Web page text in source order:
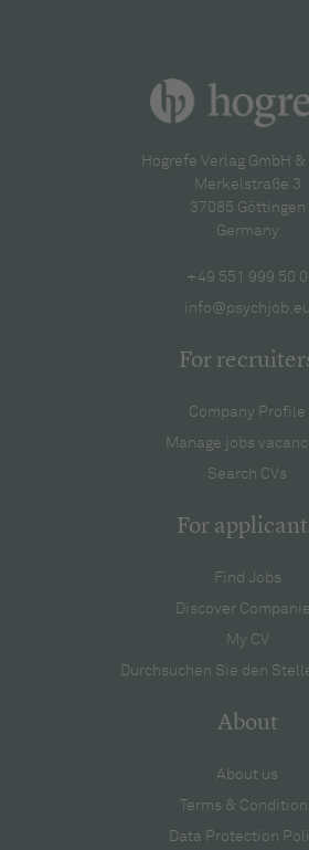
Hogrefe Verlag GmbH &
Merkelstraße 3
37085 Göttingen
Germany
+49 551 999 50 0
info@psychjob.eu
For
Company Profile
Manage jobs
Search CVs
For
Find Jobs
Discover
My CV
Durchsuchen Sie den
About
About us
Terms &
Data Protection